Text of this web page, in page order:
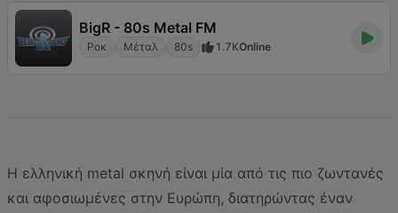
BigR - 80s Metal FM
Ροκ Μέταλ 80s 1.7KOnline
Η ελληνική metal σκηνή είναι μία από τις πιο ζωντανές
και αφοσιωμένες στην Ευρώπη, διατηρώντας έναν